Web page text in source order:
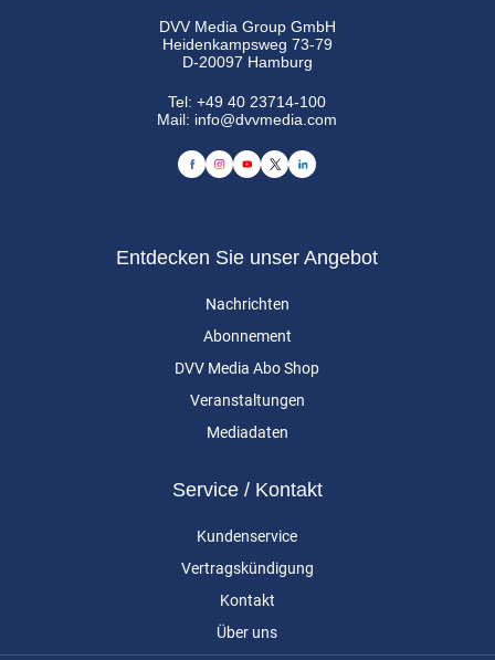
DVV Media Group GmbH
Heidenkampsweg 73-79
D-20097 Hamburg
Tel:+49 40 23714-100
Mail: info@dvvmedia.com
Entdecken Sie unser Angebot
Nachrichten
Abonnement
DVV Media Abo Shop
Veranstaltungen
Mediadaten
Service / Kontakt
Kundenservice
Vertragskündigung
Kontakt
Über uns